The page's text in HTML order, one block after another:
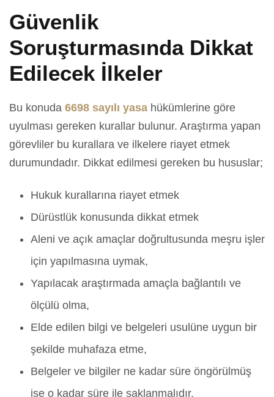
Güvenlik
Soruşturmasında Dikkat
Edilecek İlkeler
Bu konuda 6698 sayılı yasa hükümlerine göre
uyulması gereken kurallar bulunur. Araştırma yapan
görevliler bu kurallara ve ilkelere riayet etmek
durumundadır. Dikkat edilmesi gereken bu hususlar;
Hukuk kurallarına riayet etmek
Dürüstlük konusunda dikkat etmek
Aleni ve açık amaçlar doğrultusunda meşru işler
için yapılmasına uymak,
Yapılacak araştırmada amaçla bağlantılı ve
ölçülü olma,
Elde edilen bilgi ve belgeleri usulüne uygun bir
şekilde muhafaza etme,
Belgeler ve bilgiler ne kadar süre öngörülmüş
ise o kadar süre ile saklanmalıdır.